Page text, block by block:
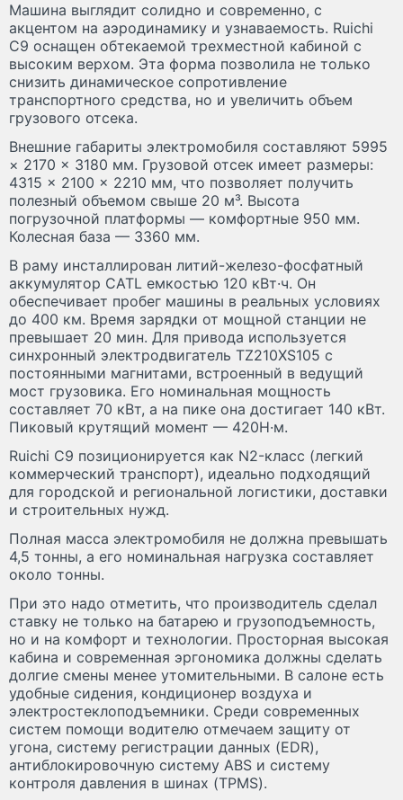
Машина выглядит солидно и современно, с
акцентом на аэродинамику и узнаваемость. Ruichi
C9 оснащен обтекаемой трехместной кабиной с
высоким верхом. Эта форма позволила не только
снизить динамическое сопротивление
транспортного средства, но и увеличить объем
грузового отсека.
Внешние габариты электромобиля составляют 5995
× 2170 × 3180 мм. Грузовой отсек имеет размеры:
4315 × 2100 × 2210 мм, что позволяет получить
полезный объемом свыше 20 м³. Высота
погрузочной платформы — комфортные 950 мм.
Колесная база — 3360 мм.
В раму инсталлирован литий-железо-фосфатный
аккумулятор CATL емкостью 120 кВт·ч. Он
обеспечивает пробег машины в реальных условиях
до 400 км. Время зарядки от мощной станции не
превышает 20 мин. Для привода используется
синхронный электродвигатель TZ210XS105 с
постоянными магнитами, встроенный в ведущий
мост грузовика. Его номинальная мощность
составляет 70 кВт, а на пике она достигает 140 кВт.
Пиковый крутящий момент — 420Н·м.
Ruichi C9 позиционируется как N2-класс (легкий
коммерческий транспорт), идеально подходящий
для городской и региональной логистики, доставки
и строительных нужд.
Полная масса электромобиля не должна превышать
4,5 тонны, а его номинальная нагрузка составляет
около тонны.
При это надо отметить, что производитель сделал
ставку не только на батарею и грузоподъемность,
но и на комфорт и технологии. Просторная высокая
кабина и современная эргономика должны сделать
долгие смены менее утомительными. В салоне есть
удобные сидения, кондиционер воздуха и
электростеклоподъемники. Среди современных
систем помощи водителю отмечаем защиту от
угона, систему регистрации данных (EDR),
антиблокировочную систему ABS и систему
контроля давления в шинах (TPMS).